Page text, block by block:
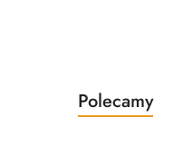
Pomiń karuzelę
Produkty
o
Polecamy